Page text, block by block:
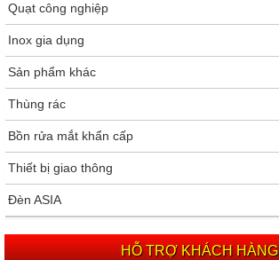
Quạt công nghiệp
Inox gia dụng
Sản phẩm khác
Thùng rác
Bồn rửa mắt khẩn cấp
Thiết bị giao thông
Đèn ASIA
HỖ TRỢ KHÁCH HÀNG